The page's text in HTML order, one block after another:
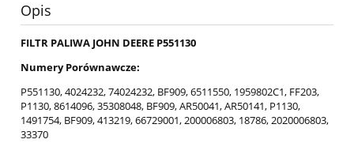
Opis
FILTR PALIWA JOHN DEERE P551130
Numery Porównawcze:
P551130, 4024232, 74024232, BF909, 6511550, 1959802C1, FF203,
P1130, 8614096, 35308048, BF909, AR50041, AR50141, P1130,
1491754, BF909, 413219, 66729001, 200006803, 18786, 2020006803,
33370